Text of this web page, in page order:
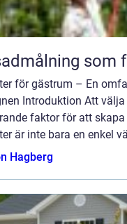
som
för gästrum – En
Introduktion Att
faktor för att
är inte bara en enkel
Hagberg